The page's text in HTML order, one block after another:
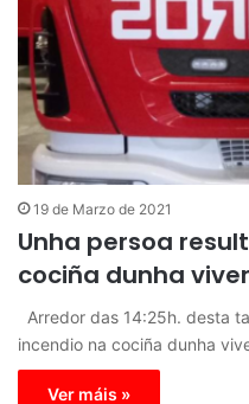
19 de Marzo de 2021
Unha persoa
cociña dunha
Arredor das 14:25h. desta
incendio na cociña dunha
Ver máis »